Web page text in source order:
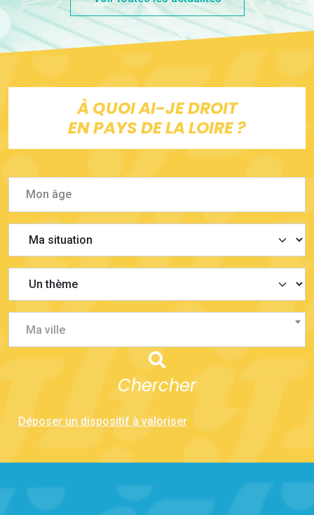
À QUOI AI-JE DROIT
EN PAYS DE LA LOIRE ?
Ma ville
Chercher
Déposer un dispositif à valoriser